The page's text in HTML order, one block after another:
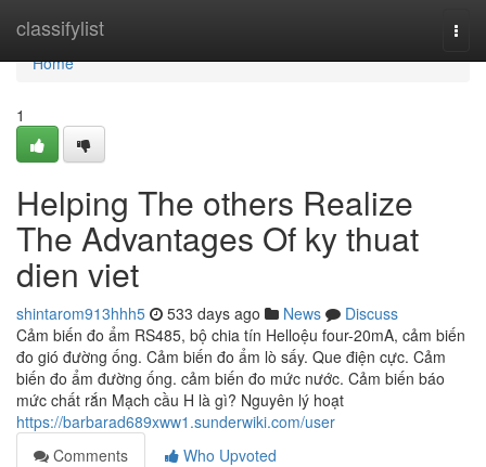
classifylist
Home
Home
1
Helping The others Realize
The Advantages Of ky thuat
dien viet
shintarom913hhh5 533 days ago News
Discuss
Cảm biến đo ẩm RS485, bộ chia tín Helloệu four-20mA, cảm biến
đo gió đường ống. Cảm biến đo ẩm lò sấy. Que điện cực. Cảm
biến đo ẩm đường ống. cảm biến đo mức nước. Cảm biến báo
mức chất rắn Mạch cầu H là gì? Nguyên lý hoạt
https://barbarad689xww1.sunderwiki.com/user
Comments
Who Upvoted